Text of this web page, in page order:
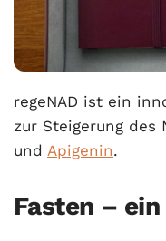
regeNAD ist ein
zur Steigerung des
und Apigenin.
Fasten –